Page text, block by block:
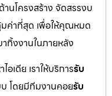
นโครงสร้าง จัดสรรงบ
ค่าที่สุด เพื่อให้คุณหมด
ทิ้งงานในภายหลัง
เดีย เราให้บริการรับ
บ โดยมีทีมงานคอยรับ